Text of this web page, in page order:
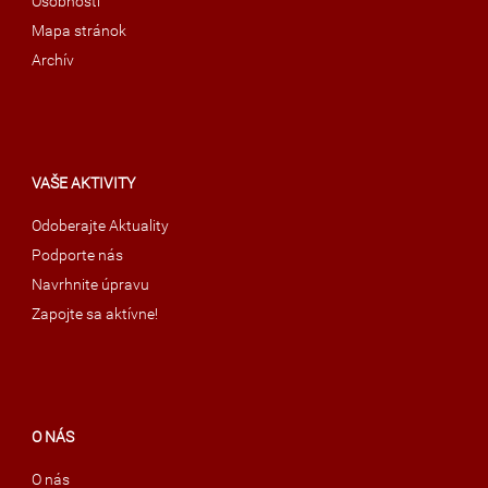
Mapa stránok
Archív
VAŠE AKTIVITY
Odoberajte Aktuality
Podporte nás
Navrhnite úpravu
Zapojte sa aktívne!
O NÁS
O nás